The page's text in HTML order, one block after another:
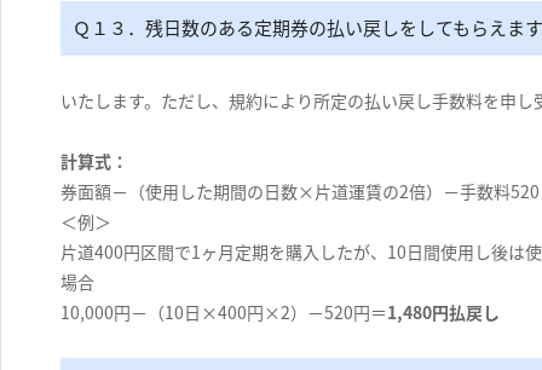
Ｑ１３．残日数のある定期券の払い戻しをしてもらえま
いたします。ただし、規約により所定の払い戻し手数料を申し
計算式：
券面額－（使用した期間の日数×片道運賃の2倍）－手数料
＜例＞
片道400円区間で1ヶ月定期を購入したが、10日間使用し後は
場合
10,000円－（10日×400円×2）－520円＝1,480円払戻し